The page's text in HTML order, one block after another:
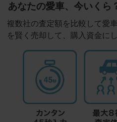
あなたの愛車、今いくら
複数社の査定額を比較して愛
を賢く売却して、購入資金に